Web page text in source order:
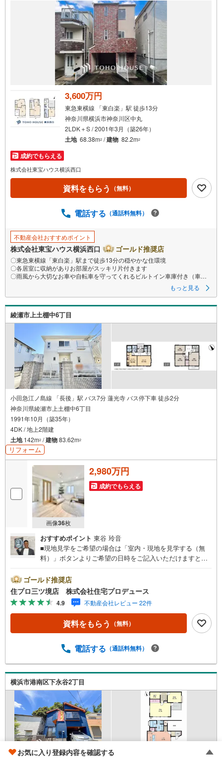
イ
ペ
ー
る
3,600万円
東急東横線 「東白楽」駅 徒歩13分
神奈川県横浜市神奈川区中丸
2LDK＋S / 2001年3月（築26年）
土地 68.38m2 /建物 82.2m2
成約でもらえる
株式会社東宝ハウス横浜西口
資料をもらう （無料）
電話する （通話料無料）
不動産会社おすすめポイント
株式会社東宝ハウス横浜西口 ゴールド推奨店
〇東急東横線「東白楽」駅まで徒歩13分の穏やかな住環境
〇各居室に収納がありお部屋がスッキリ片付きます
〇雨風から大切なお車や自転車を守ってくれるビルトイン車庫付き（車種
当店で物件を成約するとPayPayボーナスライトがもらえる
「Yahoo！ 不動産 物件ご成約キャンペーン」の対象になります。
「資料をもらう」「見学予約をする」ボタンからお問い合わせください。
※必ずYahoo！ JAPAN IDでログインしてください。
※PayPayボーナスライトは出金と譲渡はできません。有効期限は付与日か
ら60日です。
ーーーーーーーーーーーーーーーーーーーーーーーーーー
紹介金融機関/都市銀行
利率/年利 0.95％（変動金利）
※上記金利は 2026年8月時点 のものであり、実際の適用金利は融資実行時
のものとなります。金利情勢により表記の返済額と異なる場合がありま
す。
ーーーーーーーーーーーーーーーーーーーーーーーーー
もっと見る
綾瀬市上土棚中6丁目
小田急江ノ島線 「長後」駅 バス7分 蓮光寺 バス停下車 徒歩2分
神奈川県綾瀬市上土棚中6丁目
1991年10月（築35年）
4DK / 地上2階建
土地142m2 /建物83.62m2
リフォーム
画像36枚
2,980万円
成約でもらえる
おすすめポイント 東谷 玲音
■現地見学をご希望の場合は「室内・現地を見学する（無
料）」ボタンよりご希望の日時をご記入いただけますとス
座間市エリアに強い！ 住プロは、大和市・綾瀬市・座間市
エリアの不動産売買専門会社です！最新物件情報や当社限
定で販売する物件情報も多数ございますので、お気軽にお
問合せ下さい！ -------------- 弊社独自の住宅ローン提案シス
テム 弊社ではファイナンシャル専門スタッフによる【丁寧
な資金アドバイス】【ファイナンシャルプラン提案書の作
【定年時の住宅ローン残高】【住宅購入者だけが加入でき
ナス】これから多くなる【教育費】住宅を買った後から始
まる【住宅ローン返済】65歳以上から必要になる【老後の
費用負担】住宅探しの【このタイミング】で不安な部分を
明確にしていきませんか？？ --------------
ゴールド推奨店
住プロ三ツ境店 株式会社住宅プロデュース
4.9 不動産会社レビュー 22件
資料をもらう （無料）
電話する （通話料無料）
横浜市港南区下永谷2丁目
お気に入り登録内容を確認する